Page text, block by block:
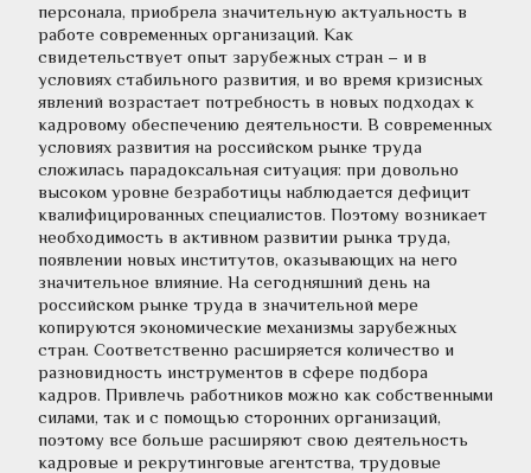
персонала, приобрела значительную актуальность в
работе современных организаций. Как
свидетельствует опыт зарубежных стран – и в
условиях стабильного развития, и во время кризисных
явлений возрастает потребность в новых подходах к
кадровому обеспечению деятельности. В современных
условиях развития на российском рынке труда
сложилась парадоксальная ситуация: при довольно
высоком уровне безработицы наблюдается дефицит
квалифицированных специалистов. Поэтому возникает
необходимость в активном развитии рынка труда,
появлении новых институтов, оказывающих на него
значительное влияние. На сегодняшний день на
российском рынке труда в значительной мере
копируются экономические механизмы зарубежных
стран. Соответственно расширяется количество и
разновидность инструментов в сфере подбора
кадров. Привлечь работников можно как собственными
силами, так и с помощью сторонних организаций,
поэтому все больше расширяют свою деятельность
кадровые и рекрутинговые агентства, трудовые